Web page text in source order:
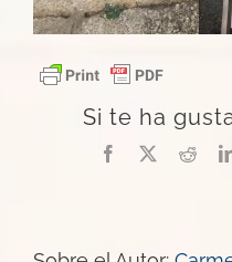
Si te ha
Facebook
X